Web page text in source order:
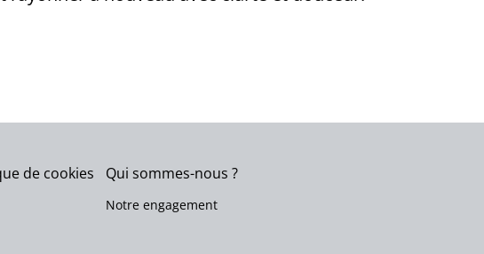
de cookies Qui sommes-nous ?
Notre engagement